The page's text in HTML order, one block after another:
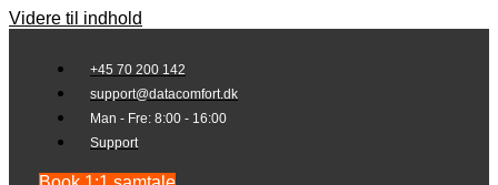
Videre til indhold
+45 70 200 142
support@datacomfort.dk
Man - Fre: 8:00 - 16:00
Support